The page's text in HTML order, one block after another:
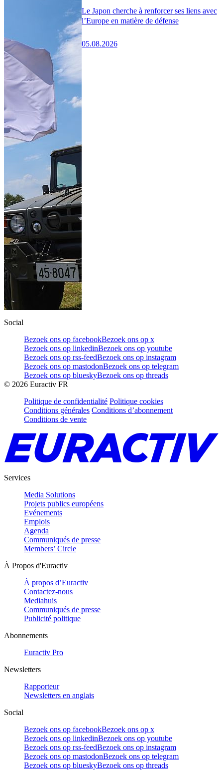
Le Japon cherche à renforcer ses liens avec
l’Europe en matière de défense
05.08.2026
Social
Bezoek ons op facebookBezoek ons op x
Bezoek ons op linkedinBezoek ons op youtube
Bezoek ons op rss-feedBezoek ons op instagram
Bezoek ons op mastodonBezoek ons op telegram
Bezoek ons op blueskyBezoek ons op threads
© 2026 Euractiv FR
Politique de confidentialité Politique cookies
Conditions générales Conditions d’abonnement
Conditions de vente
Services
Media Solutions
Projets publics européens
Evénements
Emplois
Agenda
Communiqués de presse
Members’ Circle
À Propos d'Euractiv
À propos d’Euractiv
Contactez-nous
Mediahuis
Communiqués de presse
Publicité politique
Abonnements
Euractiv Pro
Newsletters
Rapporteur
Newsletters en anglais
Social
Bezoek ons op facebookBezoek ons op x
Bezoek ons op linkedinBezoek ons op youtube
Bezoek ons op rss-feedBezoek ons op instagram
Bezoek ons op mastodonBezoek ons op telegram
Bezoek ons op blueskyBezoek ons op threads